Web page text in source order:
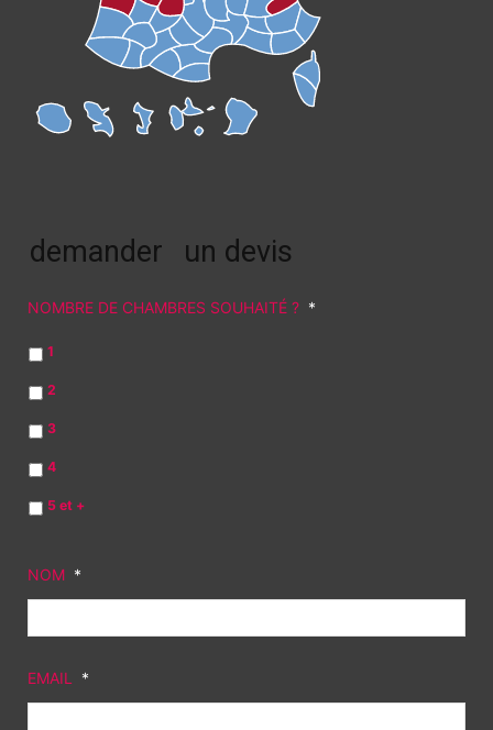
demander un devis
NOMBRE DE CHAMBRES SOUHAITÉ ? *
1
2
3
4
5 et +
NOM *
EMAIL *